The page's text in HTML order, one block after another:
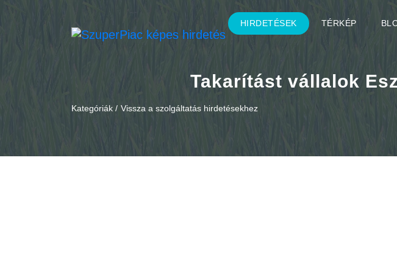
HIRDETÉSEK TÉRKÉP
Takarítást vállalok
Kategóriák / Vissza a szolgáltatás hirdetésekhez